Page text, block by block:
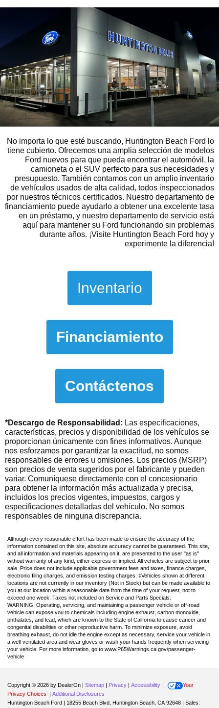
No importa lo que esté buscando, Huntington Beach Ford lo
tiene cubierto. Ofrecemos una amplia selección de modelos
Ford nuevos para que pueda encontrar el automóvil, la
camioneta o el SUV perfecto para sus necesidades y
presupuesto. También contamos con un amplio inventario
de vehículos usados de alta calidad, todos inspeccionados
por nuestros técnicos certificados. Nuestro departamento de
financiamiento puede ayudarlo a obtener una excelente tasa
en un préstamo, y nuestro departamento de servicio está
aquí para mantener su Ford funcionando sin problemas
durante años. ¡Visite Huntington Beach Ford hoy y
experimente la diferencia!
Inventario
Financiamiento
Contáctenos
*Descargo de Responsabilidad: Las especificaciones,
características, precios y disponibilidad de los vehículos se
proporcionan únicamente con fines informativos. Aunque
nos esforzamos por garantizar la exactitud, no somos
responsables de errores u omisiones. Los precios (MSRP)
son precios de venta sugeridos por el fabricante y pueden
variar. Comuníquese directamente con el concesionario
para obtener la información más actualizada y precisa,
incluidos los precios vigentes, impuestos, cargos y
especificaciones detalladas del vehículo. No somos
responsables de ninguna discrepancia.
Although every reasonable effort has been made to ensure the accuracy of the
information contained on this site, absolute accuracy cannot be guaranteed. This site,
and all information and materials appearing on it, are presented to the user "as is"
without warranty of any kind, either express or implied. All vehicles are subject to prior
sale. Price does not include applicable government fees and taxes, finance charges,
electronic filing charges, and emission testing charges. ‡Vehicles shown at different
locations are not currently in our inventory (Not in Stock) but can be made available to
you at our location within a reasonable date from the time of your request, not to
exceed one week. Taxes not included on Service and Parts Specials.
WARNING: Operating, servicing, and maintaining a passenger vehicle or off-road
vehicle can expose you to chemicals including engine exhaust, carbon monoxide,
phthalates, and lead, which are known to the State of California to cause cancer and
congenital disabilities or other reproductive harm. To minimize exposure, avoid
breathing exhaust, do not idle the engine except as necessary, service your vehicle in
a well-ventilated area and wear gloves or wash your hands frequently when servicing
your vehicle. For more information, go to www.P65Warnings.ca.gov/passenger-
vehicle
Copyright © 2026 by DealerOn Sitemap Privacy Accessibility
Your
Privacy Choices
Additional Disclosures
Huntington Beach Ford
18255 Beach Blvd, Huntington Beach, CA92648 | Sales: